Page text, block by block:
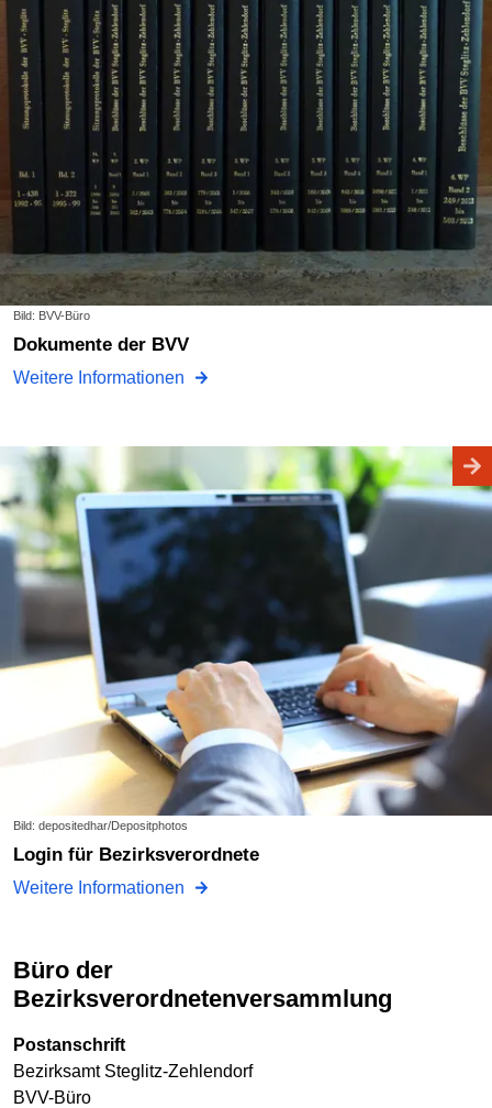
Bild: BVV-Büro
Dokumente der BVV
Weitere Informationen
Bild: depositedhar/Depositphotos
Login für Bezirksverordnete
Weitere Informationen
Büro der
Bezirksverordnetenversammlung
Postanschrift
Bezirksamt Steglitz-Zehlendorf
BVV-Büro